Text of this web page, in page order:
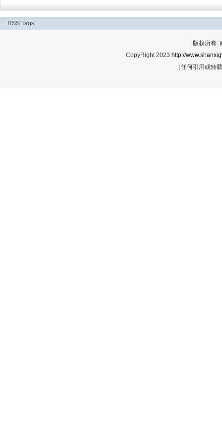
RSS Tags
版权所有:
CopyRight 2023 http://
（任何引用或转